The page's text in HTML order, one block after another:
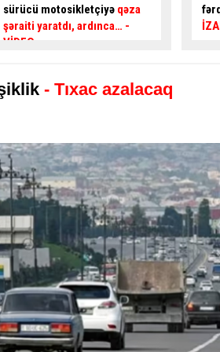
fərqi nədir?– Mütəxəssisdən
İZAH – VİDEO
- Tıxac azalacaq